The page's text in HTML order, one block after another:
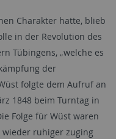
Charakter hatte, blieb
in der Revolution des
Tübingens, „welche es
der
folgte dem Aufruf an
1848 beim Turntag in
Folge für Wüst waren
wieder ruhiger zuging